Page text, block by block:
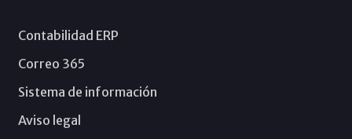
Contabilidad ERP
Correo 365
Sistema de información
Aviso legal